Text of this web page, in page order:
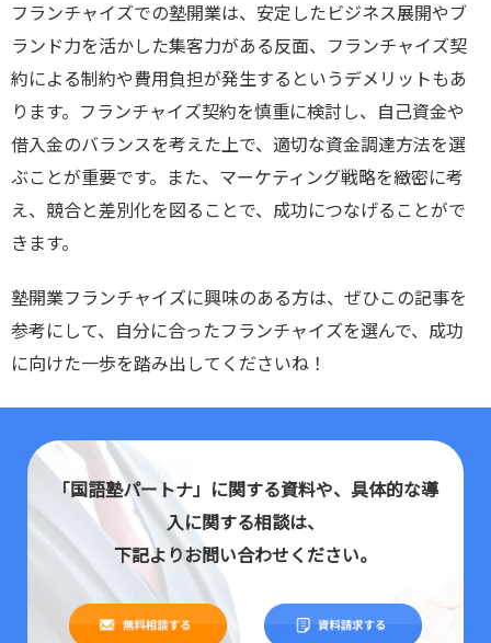
フランチャイズでの塾開業は、安定したビジネス展開やブ
ランド力を活かした集客力がある反面、フランチャイズ契
約による制約や費用負担が発生するというデメリットもあ
ります。フランチャイズ契約を慎重に検討し、自己資金や
借入金のバランスを考えた上で、適切な資金調達方法を選
ぶことが重要です。また、マーケティング戦略を緻密に考
え、競合と差別化を図ることで、成功につなげることがで
きます。
塾開業フランチャイズに興味のある方は、ぜひこの記事を
参考にして、自分に合ったフランチャイズを選んで、成功
に向けた一歩を踏み出してくださいね！
「国語塾パートナ」に関する資料や、具体的な導
入に関する相談は、
下記よりお問い合わせください。